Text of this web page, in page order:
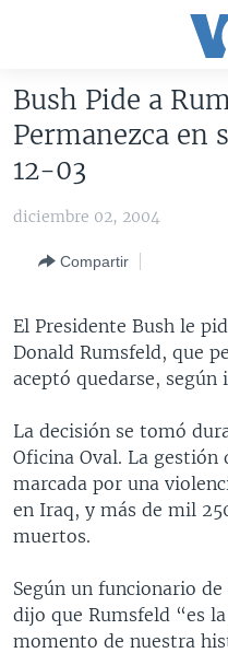
accesibilidad
contenido
Salte
Salte
búsqueda
AMÉRICA DEL NORTE
VOA VERIFICA
ARGENTINA
COLOMBIA
CHILE
PERÚ
ECUADOR
VENEZUELA
BRASIL
CHINA EN AMÉRICA LATINA
COSTA RICA
EL SALVADOR
GUATEMALA
HONDURAS
NICARAGUA
OTRAS SECCIONES
INMIGRACIÓN
LIBERTAD DE PRENSA
MUNDO
ECONOMÍA
ENTRETENIMIENTO Y
TECNOLOGÍA
DEPORTES
ESPECIALES DE LA VOA
LIBERTAD DE PRENSA
UCRANIA
MULTIMEDIA
VIDEOS
FOTOGRAFÍA
AUDIOS
PROGRAMAS TV
EL MUNDO AL DÍA
FORO INTERAMERICANO
RADIO
AVANCE INFORMATIVO
DIRECT
Bush Pide a
Permanezca en
12-03
diciembre 02, 2004
Compartir
El Presidente Bush le
Donald Rumsfeld, que
aceptó quedarse, según
La decisión se tomó
Oficina Oval. La gestión
marcada por una
en Iraq, y más de mil
muertos.
Según un funcionario de
dijo que Rumsfeld “es
momento de nuestra